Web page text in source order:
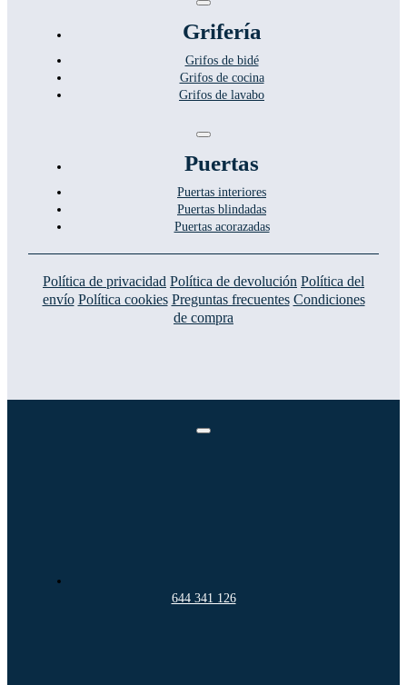
Toggle
Navigation
Grifería
Grifos de bidé
Grifos de cocina
Grifos de lavabo
Toggle
Puertas
Puertas interiores
Puertas blindadas
Puertas acorazadas
Política de privacidad Política de devolución Política del
envío Política cookies Preguntas frecuentes Condiciones
de compra
Toggle
644 341 126